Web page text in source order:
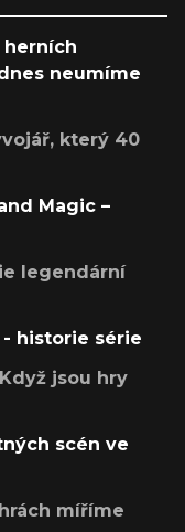
neumíme
který 40
Magic –
legendární
- historie série
jsou hry
scén ve
míříme